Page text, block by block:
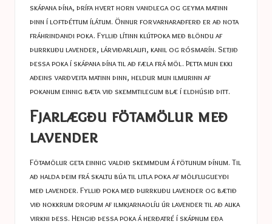
skápana þína, þrífa hvert horn vandlega og geyma matinn
þinn í loftþéttum ílátum. Önnur forvarnaraðferð er að nota
fráhrindandi poka. Fyllið lítinn klútpoka með blöndu af
þurrkuðu lavender, lárviðarlaufi, kanil og rósmarín. Setjið
þessa poka í skápana þína til að fæla frá möl. Þetta mun ekki
aðeins varðveita matinn þinn, heldur mun ilmurinn af
pokanum einnig bæta við skemmtilegum blæ í eldhúsið þitt.
Fjarlægðu fötamölur með
lavender
Fötamölur geta einnig valdið skemmdum á fötunum þínum. Til
að halda þeim frá skaltu búa til litla poka af mölflugueyði
með lavender. Fyllið poka með þurrkuðu lavender og bætið
við nokkrum dropum af ilmkjarnaolíu úr lavender til að auka
virkni þess. Hengið þessa poka á herðatré í skápnum eða